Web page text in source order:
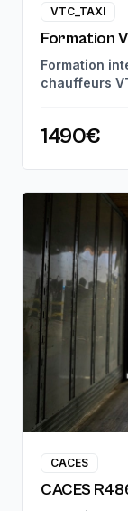
VTC_TAXI
Formation
Formation
chauffeurs
et mises en
certification
1490€
CACES
CACES